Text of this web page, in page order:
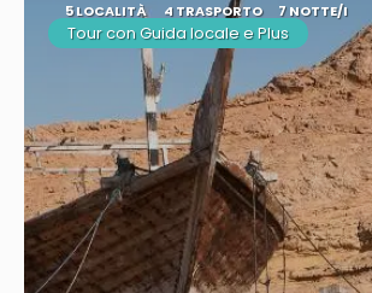
5 LOCALITÀ 4 TRASPORTO 7 NOTTE/I
Tour con Guida locale e Plus